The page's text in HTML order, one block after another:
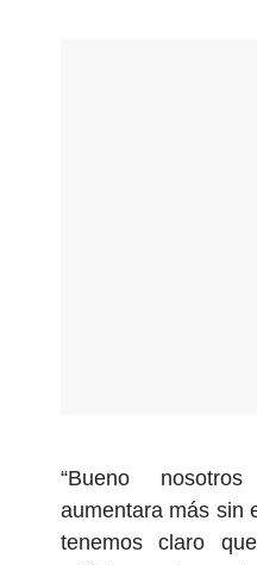
“Bueno
aumentara más sin
tenemos claro